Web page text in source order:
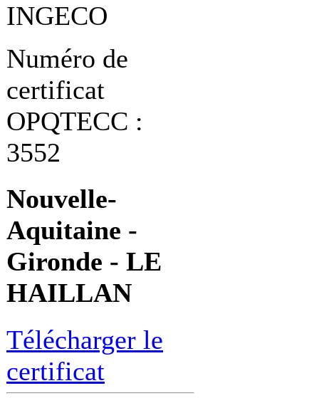
INGECO
Numéro de
certificat
OPQTECC :
3552
Nouvelle-
Aquitaine -
Gironde - LE
HAILLAN
Télécharger le
certificat